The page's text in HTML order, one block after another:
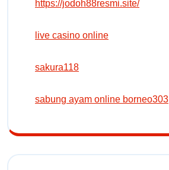
https://jodoh88resmi.site/
live casino online
sakura118
sabung ayam online borneo303